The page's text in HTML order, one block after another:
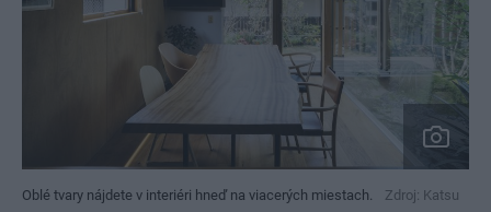
Oblé tvary nájdete v interiéri hneď na viacerých miestach.
Zdroj: Katsu